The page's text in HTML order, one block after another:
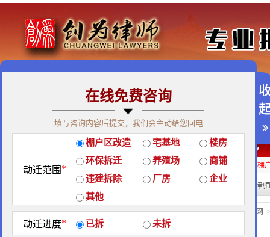
免费咨询热线：400-900-9881
经典案例 | 律师团队 拆迁维权 | 征地维权
房屋拆迁补偿 企业拆迁补偿 厂房拆迁补偿 征地补偿 违章拆迁补偿 棚
热门搜索: 拆迁律师
经典案例 当前位置： 北京创为律师事务所官网
在线免费咨询
填写咨询内容后提交，我们会主动给您回电
动迁范围 *
棚户区改造 宅基地
楼房
环保拆迁
养殖场
商铺
违建拆除
厂房
企业
其他
动迁进度* 已拆 未拆